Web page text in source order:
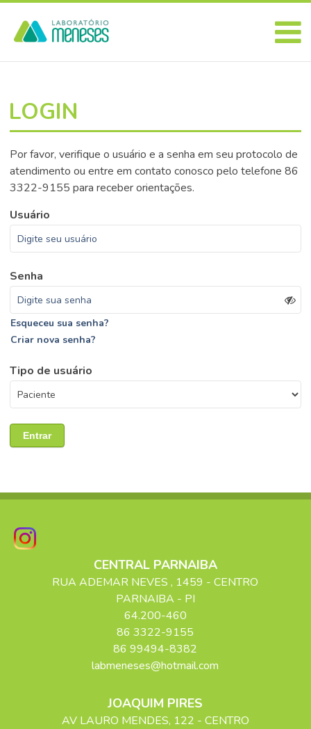
LOGIN
Por favor, verifique o usuário e a senha em seu protocolo de
atendimento ou entre em contato conosco pelo telefone 86
3322-9155 para receber orientações.
Usuário
Senha
Esqueceu sua senha?
Criar nova senha?
Tipo de usuário
Entrar
CENTRAL PARNAIBA
RUA ADEMAR NEVES , 1459 - CENTRO
PARNAIBA - PI
64.200-460
86 3322-9155
86 99494-8382
labmeneses@hotmail.com
JOAQUIM PIRES
AV LAURO MENDES, 122 - CENTRO